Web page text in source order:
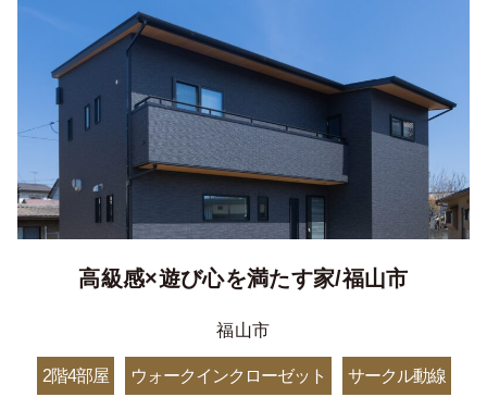
高級感×遊び心を満たす家/福山市
福山市
2階4部屋 ウォークインクローゼット サークル動線